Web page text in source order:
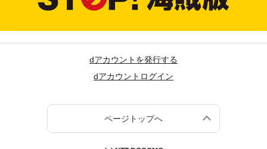
dアカウントを発行する
dアカウントログイン
ページトップへ